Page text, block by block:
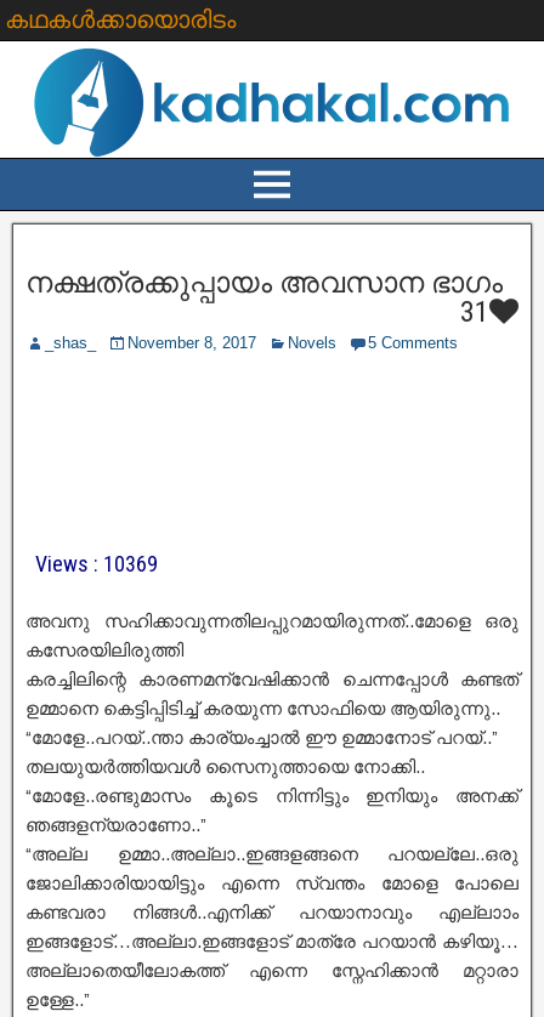
കഥകൾക്കായൊരിടം
നക്ഷത്രക്കുപ്പായം അവസാന ഭാഗം
31
_shas_ November 8, 2017 Novels 5 Comments
Views : 10369
അവനു സഹിക്കാവുന്നതിലപ്പുറമായിരുന്നത്..മോളെ ഒരു
കസേരയിലിരുത്തി
കരച്ചിലിന്റെ കാരണമന്വേഷിക്കാൻ ചെന്നപ്പോൾ കണ്ടത്
ഉമ്മാനെ കെട്ടിപ്പിടിച്ച് കരയുന്ന സോഫിയെ ആയിരുന്നു..
“മോളേ..പറയ്..ന്താ കാര്യംച്ചാൽ ഈ ഉമ്മാനോട് പറയ്..”
തലയുയർത്തിയവൾ സൈനുത്തായെ നോക്കി..
“മോളേ..രണ്ടുമാസം കൂടെ നിന്നിട്ടും ഇനിയും അനക്ക്
ഞങ്ങളന്യരാണോ..”
“അല്ല ഉമ്മാ..അല്ലാ..ഇങ്ങളങ്ങനെ പറയല്ലേ..ഒരു
ജോലിക്കാരിയായിട്ടും എന്നെ സ്വന്തം മോളെ പോലെ
കണ്ടവരാ നിങ്ങൾ..എനിക്ക് പറയാനാവും എല്ലാാം
ഇങ്ങളോട്…അല്ലാ.ഇങ്ങളോട് മാത്രേ പറയാൻ കഴിയൂ…
അല്ലാതെയീലോകത്ത് എന്നെ സ്നേഹിക്കാൻ മറ്റാരാ
ഉള്ളേ..”